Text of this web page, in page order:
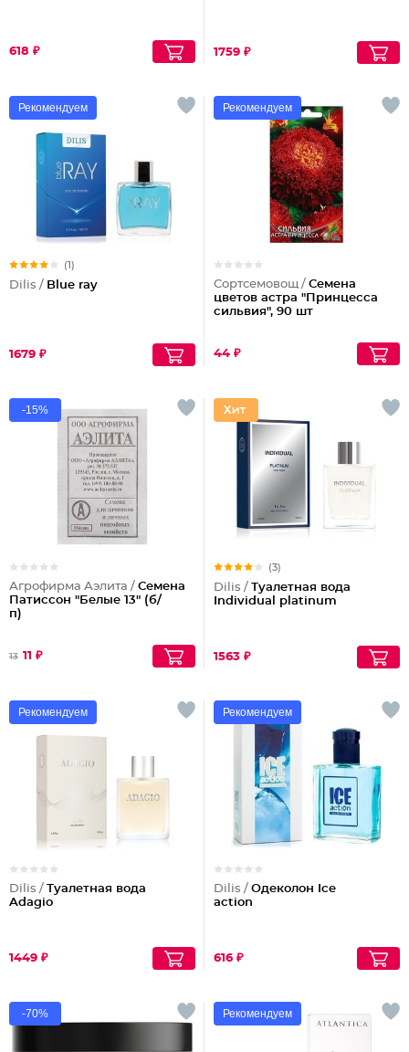
618 ₽ 1759 ₽
Рекомендуем
(1)
Dilis / Blue ray
1679 ₽
Рекомендуем
Сортсемовощ / Семена
цветов астра "Принцесса
сильвия", 90 шт
44 ₽
-15%
Агрофирма Аэлита / Семена
Патиссон "Белые 13" (б/
п)
13 11 ₽
(3)
Dilis / Туалетная вода
Individual platinum
1563 ₽
Рекомендуем
Dilis / Туалетная вода
Adagio
1449 ₽
Рекомендуем
Dilis / Одеколон Ice
action
616 ₽
-70% Рекомендуем